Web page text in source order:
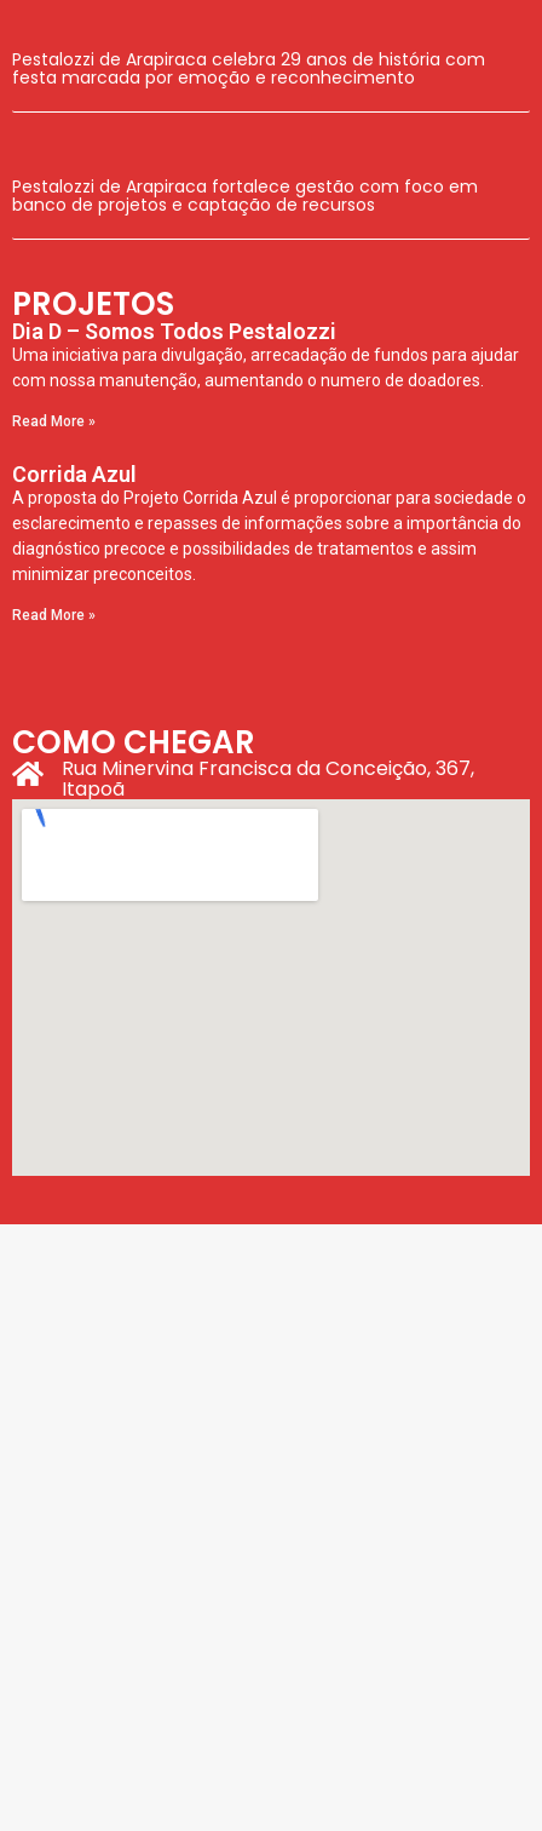
Pestalozzi de Arapiraca celebra 29 anos de história com
festa marcada por emoção e reconhecimento
Pestalozzi de Arapiraca fortalece gestão com foco em
banco de projetos e captação de recursos
PROJETOS
Dia D – Somos Todos Pestalozzi
Uma iniciativa para divulgação, arrecadação de fundos para ajudar
com nossa manutenção, aumentando o numero de doadores.
Read More »
Corrida Azul
A proposta do Projeto Corrida Azul é proporcionar para sociedade o
esclarecimento e repasses de informações sobre a importância do
diagnóstico precoce e possibilidades de tratamentos e assim
minimizar preconceitos.
Read More »
COMO CHEGAR
Rua Minervina Francisca da Conceição, 367,
Itapoã